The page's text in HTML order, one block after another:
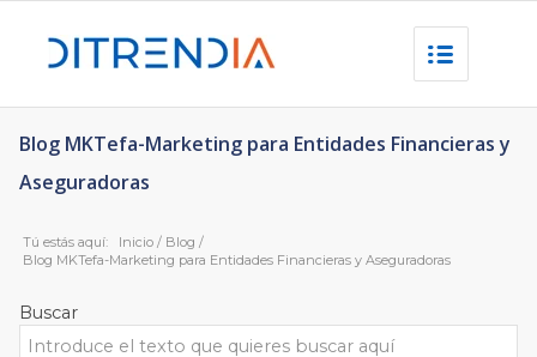
Blog MKTefa-Marketing para Entidades Financieras y
Aseguradoras
Tú estás aquí: Inicio / Blog /
Blog MKTefa-Marketing para Entidades Financieras y Aseguradoras
Buscar